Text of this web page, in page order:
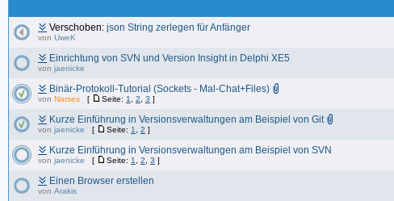
Verschoben: json String zerlegen für Anfänger
von UweK
Einrichtung von SVN und Version Insight in Delphi XE5
von jaenicke
Binär-Protokoll-Tutorial (Sockets - Mal-Chat+Files)
von Narses [ Seite: 1 2 3 ]
Kurze Einführung in Versionsverwaltungen am Beispiel von Git
von jaenicke [ Seite: 1 2 ]
Kurze Einführung in Versionsverwaltungen am Beispiel von SVN
von jaenicke [ Seite: 1 2 3 ]
Einen Browser erstellen
von Arakis